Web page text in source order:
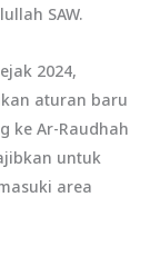
SAW.
2024,
aturan baru
ke Ar-Raudhah
untuk
area